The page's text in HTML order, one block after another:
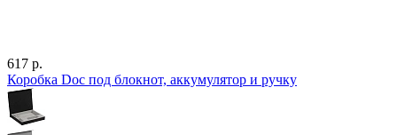
617 р.
Коробка Doc под блокнот, аккумулятор и ручку